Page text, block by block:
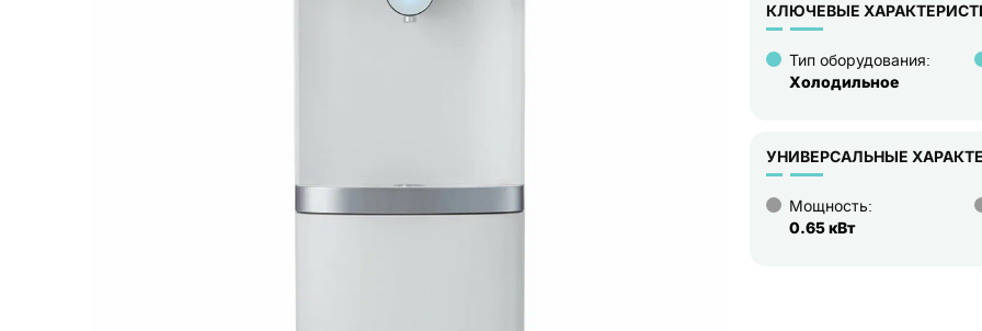
КЛЮЧЕВЫЕ
Тип оборудования:
Холодильное
УНИВЕРСАЛЬНЫЕ
Мощность:
0.65 кВт